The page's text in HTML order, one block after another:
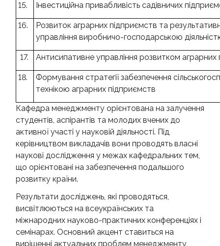
15. Інвестиційна привабливість садівничих
16.
Розвиток аграрних підприємств та
управління виробничо-господарською
17. Антисипативне управління розвитком аграрних
18.
Формування стратегії забезпечення
технікою аграрних підприємств
Кафедра менеджменту орієнтована на залучення
студентів, аспірантів та молодих вчених до
активної участі у науковій діяльності. Під
керівництвом викладачів вони проводять власні
наукові дослідження у межах кафедральних тем,
що орієнтовані на забезпечення подальшого
розвитку країни.
Результати досліджень, які проводяться,
висвітлюються на всеукраїнських та
міжнародних науково-практичних конференціях і
семінарах. Основний акцент ставиться на
вирішенні актуальних проблем менеджменту,